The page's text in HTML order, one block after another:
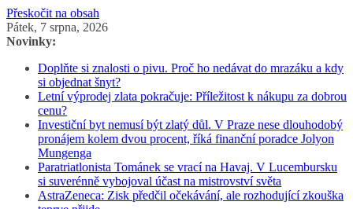
Přeskočit na obsah
Pátek, 7 srpna, 2026
Novinky:
Doplňte si znalosti o pivu. Proč ho nedávat do mrazáku a kdy
si objednat šnyt?
Letní výprodej zlata pokračuje: Příležitost k nákupu za dobrou
cenu?
Investiční byt nemusí být zlatý důl. V Praze nese dlouhodobý
pronájem kolem dvou procent, říká finanční poradce Jolyon
Mungenga
Paratriatlonista Tománek se vrací na Havaj. V Lucembursku
si suverénně vybojoval účast na mistrovství světa
AstraZeneca: Zisk předčil očekávání, ale rozhodující zkouška